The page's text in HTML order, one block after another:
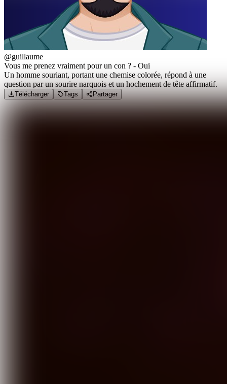
@guillaume
Vous me prenez vraiment pour un con ? - Oui
Un homme souriant, portant une chemise colorée, répond à une
question par un sourire narquois et un hochement de tête affirmatif.
Télécharger Tags Partager